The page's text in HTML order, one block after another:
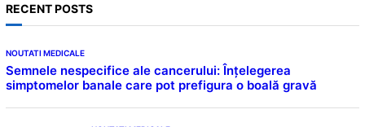
RECENT POSTS
NOUTATI MEDICALE
Semnele nespecifice ale cancerului: Înțelegerea
simptomelor banale care pot prefigura o boală gravă